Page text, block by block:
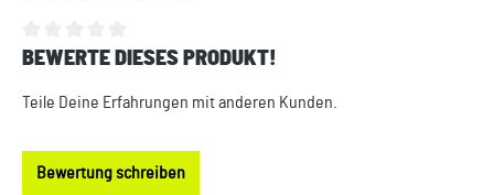
Durchschnittliche Bewertung von 0 von 5 Sternen
BEWERTE DIESES PRODUKT!
Teile Deine Erfahrungen mit anderen Kunden.
Bewertung schreiben